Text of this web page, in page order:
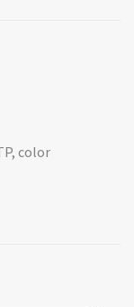
color